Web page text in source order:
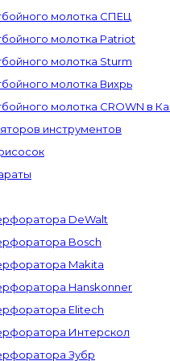
молотка СПЕЦ
молотка Patriot
молотка Sturm
молотка Вихрь
молотка CROWN в
инструментов
DeWalt
Bosch
Makita
Hanskonner
Elitech
Интерскол
Зубр